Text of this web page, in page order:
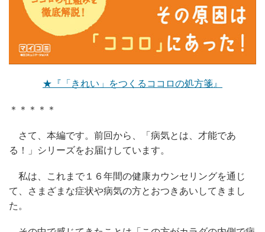
★『「きれい」をつくるココロの処方箋』
＊＊＊＊＊
さて、本編です。前回から、「病気とは、才能であ
る！」シリーズをお届けしています。
私は、これまで１６年間の健康カウンセリングを通じ
て、さまざまな症状や病気の方とおつきあいしてきまし
た。